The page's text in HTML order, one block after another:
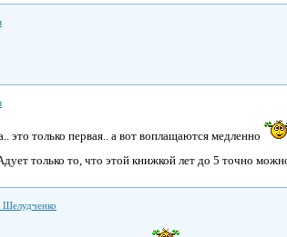
это только первая.. а вот воплащаются медленно
только то, что этой книжкой лет до 5 точно
Шелудченко